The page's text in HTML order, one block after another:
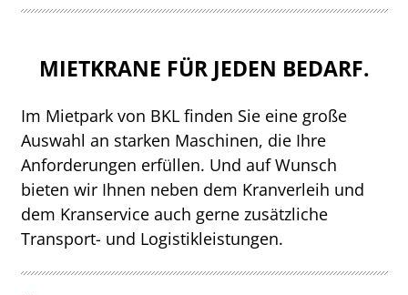
MIETKRANE FÜR JEDEN BEDARF.
Im Mietpark von BKL finden Sie eine große
Auswahl an starken Maschinen, die Ihre
Anforderungen erfüllen. Und auf Wunsch
bieten wir Ihnen neben dem Kranverleih und
dem Kranservice auch gerne zusätzliche
Transport- und Logistikleistungen.